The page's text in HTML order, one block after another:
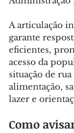
A articulação
garante
eficientes,
acesso da
situação de
alimentação,
lazer e
Como